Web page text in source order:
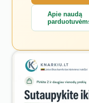
Apie naudą